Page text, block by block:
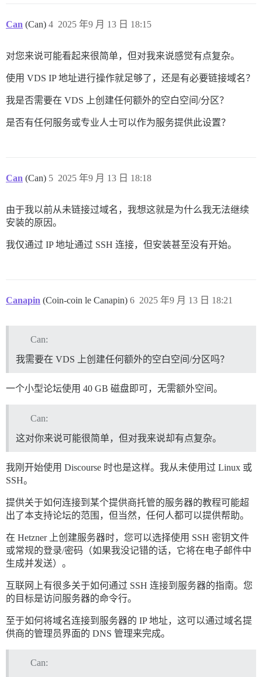
Can (Can) 2025 年9 月 13 日 18:15
4
对您来说可能看起来很简单，但对我来说感觉有点复杂。
使用 VDS IP 地址进行操作就足够了，还是有必要链接域名？
我是否需要在 VDS 上创建任何额外的空白空间/分区？
是否有任何服务或专业人士可以作为服务提供此设置？
Can (Can) 2025 年9 月 13 日 18:18
5
由于我以前从未链接过域名，我想这就是为什么我无法继续
安装的原因。
我仅通过 IP 地址通过 SSH 连接，但安装甚至没有开始。
Canapin (Coin-coin le Canapin) 2025 年9 月 13 日 18:21
6
Can:
我需要在 VDS 上创建任何额外的空白空间/分区吗？
一个小型论坛使用 40 GB 磁盘即可，无需额外空间。
Can:
这对你来说可能很简单，但对我来说却有点复杂。
我刚开始使用 Discourse 时也是这样。我从未使用过 Linux 或
SSH。
提供关于如何连接到某个提供商托管的服务器的教程可能超
出了本支持论坛的范围，但当然，任何人都可以提供帮助。
在 Hetzner 上创建服务器时，您可以选择使用 SSH 密钥文件
或常规的登录/密码（如果我没记错的话，它将在电子邮件中
生成并发送）。
互联网上有很多关于如何通过 SSH 连接到服务器的指南。您
的目标是访问服务器的命令行。
至于如何将域名连接到服务器的 IP 地址，这可以通过域名提
供商的管理员界面的 DNS 管理来完成。
Can: